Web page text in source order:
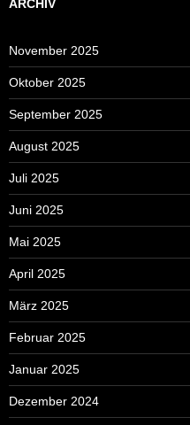
ARCHIV
November 2025
Oktober 2025
September 2025
August 2025
Juli 2025
Juni 2025
Mai 2025
April 2025
März 2025
Februar 2025
Januar 2025
Dezember 2024